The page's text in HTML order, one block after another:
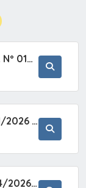
CONCORRÊNCIA PRESENCIAL Nº 019/2025 - PAVIMENTAÇÃO ASFÁLTICA EM TRECHO DA RUA 2 NO BAIRRO VILA SOARES NO MUNICÍPIO DE SETE BARRAS/SP.
PREGÃO ELETRÔNICO Nº 021/2026 - AQUISIÇÃO DE CONTENTORES E CARRINHOS, DESTINADOS A COLETIVA E MANEJO DE RESÍDUOS SÓLIDOS, ATRAVÉS DO SISTEMA DE REGISTRO DE PREÇOS (SRP)
PREGÃO ELETRÔNICO Nº 024/2026 - AQUISIÇÃO DE GÁS MEDICINAL TIPO OXIGÊNIO (1,00 M3, 3,00 M3 E 10,00 M3), EM ATENDIMENTO À SECRETARIA MUNICIPAL DE SAÚDE, ATRAVÉS DO SISTEMA DE REGISTRO DE PREÇOS (SRP)